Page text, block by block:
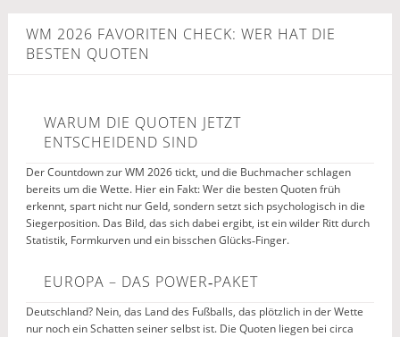
WM 2026 FAVORITEN CHECK: WER HAT DIE
BESTEN QUOTEN
WARUM DIE QUOTEN JETZT
ENTSCHEIDEND SIND
Der Countdown zur WM 2026 tickt, und die Buchmacher schlagen
bereits um die Wette. Hier ein Fakt: Wer die besten Quoten früh
erkennt, spart nicht nur Geld, sondern setzt sich psychologisch in die
Siegerposition. Das Bild, das sich dabei ergibt, ist ein wilder Ritt durch
Statistik, Formkurven und ein bisschen Glücks‑Finger.
EUROPA – DAS POWER‑PAKET
Deutschland? Nein, das Land des Fußballs, das plötzlich in der Wette
nur noch ein Schatten seiner selbst ist. Die Quoten liegen bei circa